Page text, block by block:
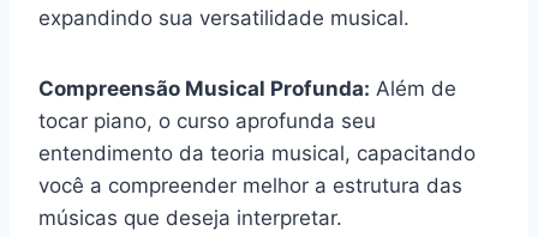
expandindo sua versatilidade musical.
Compreensão Musical Profunda: Além de
tocar piano, o curso aprofunda seu
entendimento da teoria musical, capacitando
você a compreender melhor a estrutura das
músicas que deseja interpretar.